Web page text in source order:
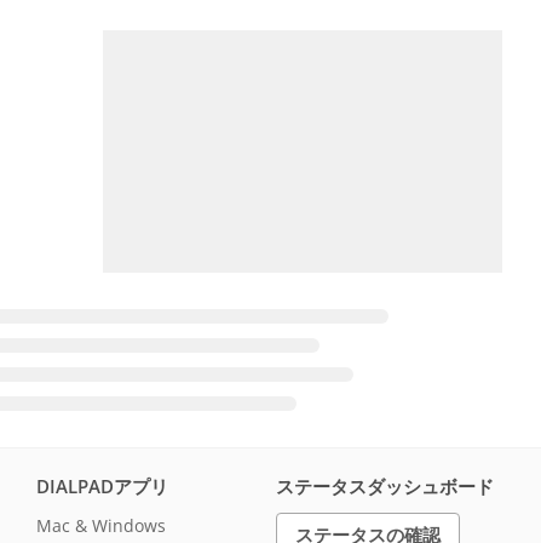
DIALPADアプリ
Mac & Windows
ステータスダッシュボード
ステータスの確認